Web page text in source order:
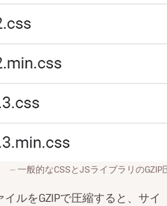
一般的なCSSとJSライブラリのGZIP
ルをGZIPで圧縮すると、サイ